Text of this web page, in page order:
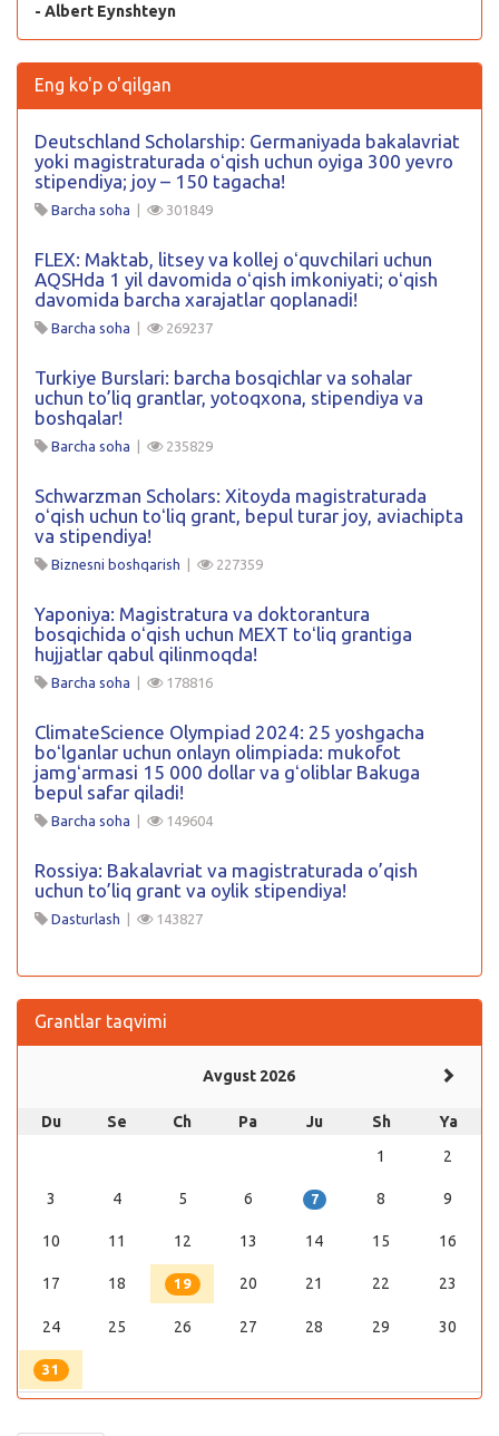
- Albert Eynshteyn
Eng ko'p o'qilgan
Deutschland Scholarship: Germaniyada bakalavriat
yoki magistraturada oʻqish uchun oyiga 300 yevro
stipendiya; joy – 150 tagacha!
Barcha soha | 301849
FLEX: Maktab, litsey va kollej oʻquvchilari uchun
AQSHda 1 yil davomida oʻqish imkoniyati; oʻqish
davomida barcha xarajatlar qoplanadi!
Barcha soha | 269237
Turkiye Burslari: barcha bosqichlar va sohalar
uchun to’liq grantlar, yotoqxona, stipendiya va
boshqalar!
Barcha soha | 235829
Schwarzman Scholars: Xitoyda magistraturada
oʻqish uchun toʻliq grant, bepul turar joy, aviachipta
va stipendiya!
Biznesni boshqarish | 227359
Yaponiya: Magistratura va doktorantura
bosqichida oʻqish uchun MEXT toʻliq grantiga
hujjatlar qabul qilinmoqda!
Barcha soha | 178816
ClimateScience Olympiad 2024: 25 yoshgacha
boʻlganlar uchun onlayn olimpiada: mukofot
jamgʻarmasi 15 000 dollar va gʻoliblar Bakuga
bepul safar qiladi!
Barcha soha | 149604
Rossiya: Bakalavriat va magistraturada o’qish
uchun to’liq grant va oylik stipendiya!
Dasturlash | 143827
Grantlar taqvimi
Avgust 2026
Du Se Ch Pa Ju Sh
Ya
1
2
3 4 5 6 7 8 9
10 11 12 13 14 15 16
17 18 19 20 21 22 23
24 25 26 27 28 29 30
31